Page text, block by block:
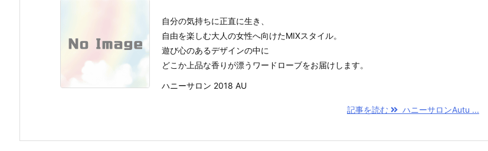
自分の気持ちに正直に生き、
自由を楽しむ大人の女性へ向けたMIXスタイル。
遊び心のあるデザインの中に
どこか上品な香りが漂うワードローブをお届けします。
ハニーサロン 2018 AU
記事を読む ハニーサロンAutu ...